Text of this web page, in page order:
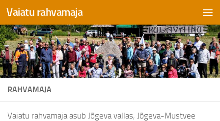
Skip to content
Vaiatu rahvamaja
RAHVAMAJA
Vaiatu rahvamaja asub Jõgeva vallas, Jõgeva-Mustvee